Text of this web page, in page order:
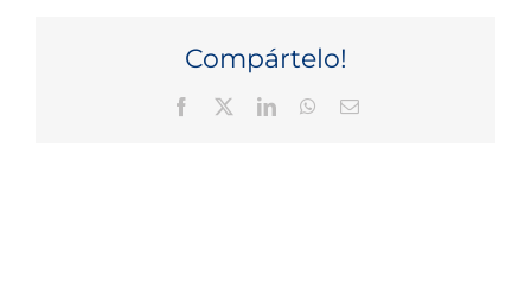
Compártelo!
Facebook LinkedInWhatsApp
Correo